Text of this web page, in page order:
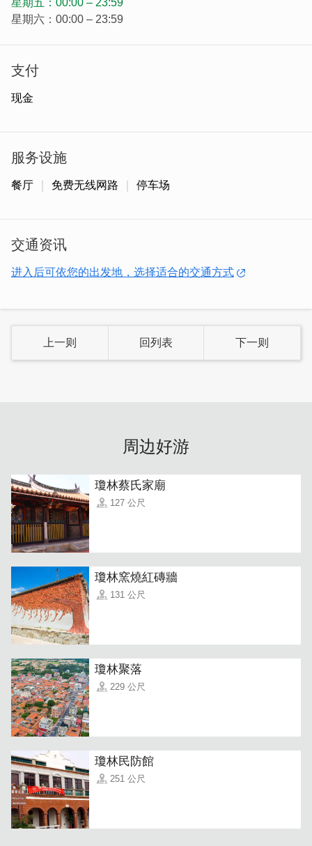
民宿的门牌数字也是刚好整数100，双落大厝的建筑有前後
文化是传承，是记忆，是无可取代的宝藏，「我喜欢这种旧
旧的感觉」民宿主人说。透过这些历史的痕迹，可以窥探从
前的光景，恍若游走在时间的边缘。
星期五：00:00 – 23:59
星期六：00:00 – 23:59
支付
现金
服务设施
餐厅 免费无线网路 停车场
交通资讯
进入后可依您的出发地，选择适合的交通方式
上一则 回列表 下一则
周边好游
瓊林蔡氏家廟
127 公尺
瓊林窯燒紅磚牆
131 公尺
瓊林聚落
229 公尺
瓊林民防館
251 公尺